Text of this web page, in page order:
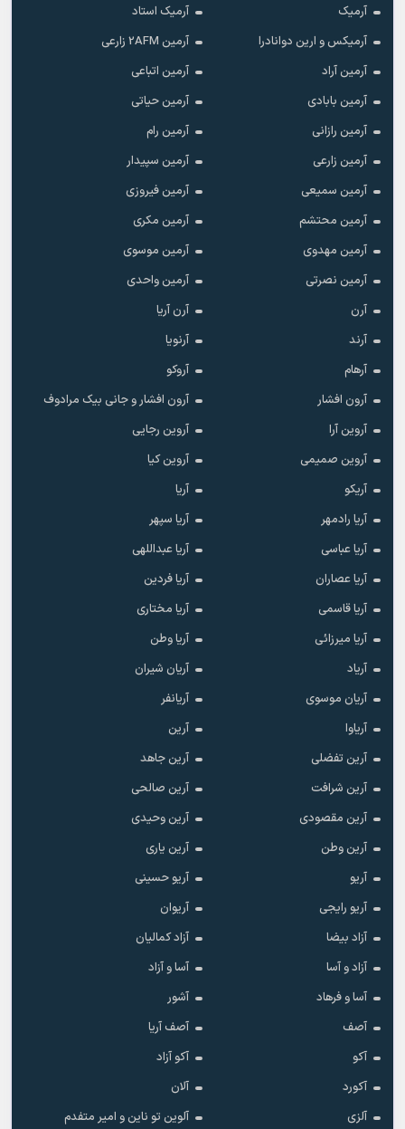
آرمیک
آرمیک استاد
آرمیکس و ارین دوانادرا
آرمین 2AFM زارعی
آرمین آراد
آرمین اتباعی
آرمین بابادی
آرمین حیاتی
آرمین رازانی
آرمین رام
آرمین زارعی
آرمین سپیدار
آرمین سمیعی
آرمین فیروزی
آرمین محتشم
آرمین مکری
آرمین مهدوی
آرمین موسوی
آرمین نصرتی
آرمین واحدی
آرن
آرن آریا
آرند
آرنویا
آرهام
آروکو
آرون افشار
آرون افشار و جانی بیک مرادوف
آروین آرا
آروین رجایی
آروین صمیمی
آروین کیا
آریکو
آریا
آریا رادمهر
آریا سپهر
آریا عباسی
آریا عبداللهی
آریا عصاران
آریا فردین
آریا قاسمی
آریا مختاری
آریا میرزائی
آریا وطن
آریاد
آریان شیران
آریان موسوی
آریانفر
آریاوا
آرین
آرین تفضلی
آرین جاهد
آرین شرافت
آرین صالحی
آرین مقصودی
آرین وحیدی
آرین وطن
آرین یاری
آریو
آریو حسینی
آریو رایجی
آریوان
آزاد بیضا
آزاد کمالیان
آزاد و آسا
آسا و آزاد
آسا و فرهاد
آشور
آصف
آصف آریا
آکو
آکو آزاد
آکورد
آلان
آلزی
آلوین تو ناین و امیر متفدم